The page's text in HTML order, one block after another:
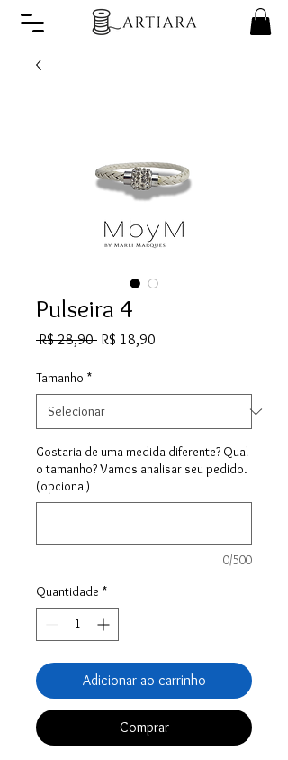
Pulseira 4
R$ 28,90 Preço
R$ 18,90
Tamanho *
Gostaria de uma medida diferente? Qual
o tamanho? Vamos analisar seu pedido.
(opcional)
0/500
Quantidade *
Adicionar ao carrinho
Comprar